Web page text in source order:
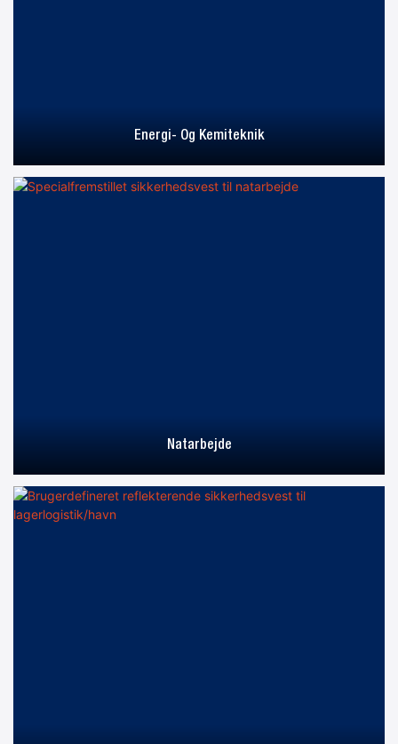
Energi- Og Kemiteknik
Natarbejde